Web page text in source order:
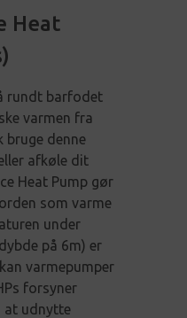
Heat
rundt barfodet
varmen fra
bruge denne
afkøle dit
Heat Pump gør
som varme
under
på 6m) er
varmepumper
forsyner
at udnytte